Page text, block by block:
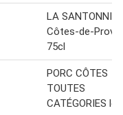
LA
Côtes-de-
75cl
PORC CÔTES
TOUTES
CATÉGORIES le